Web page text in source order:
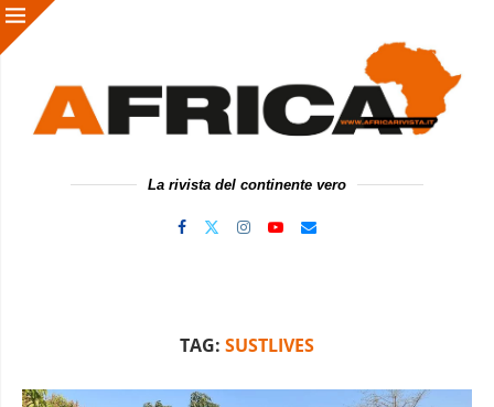
La rivista del continente vero
TAG: SUSTLIVES